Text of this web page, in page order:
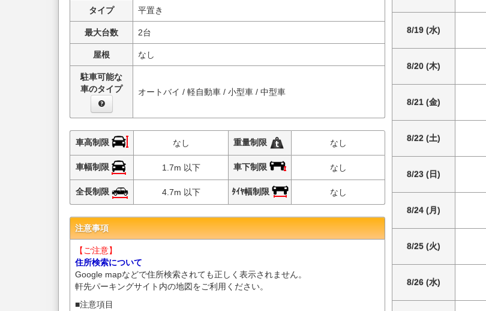
タイプ 平置き
最大台数 2台
屋根 なし
駐車可能な
車のタイプ
オートバイ / 軽自動車 / 小型車 / 中型車
車高制限 なし 重量制限 なし
車幅制限 1.7m 以下 車下制限 なし
全長制限 4.7m 以下 ﾀｲﾔ幅制限 なし
注意事項
【ご注意】
住所検索について
Google mapなどで住所検索されても正しく表示されません。
軒先パーキングサイト内の地図をご利用ください。
■注意項目
8/19 (水)
8/20 (木)
8/21 (金)
8/22 (土)
8/23 (日)
8/24 (月)
8/25 (火)
8/26 (水)